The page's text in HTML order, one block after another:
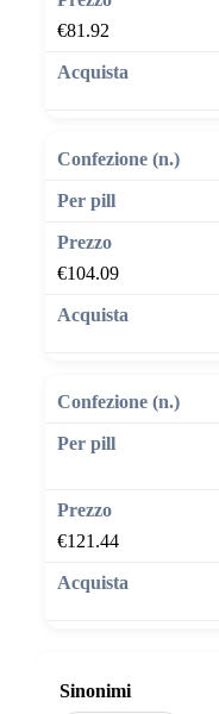
€81.92
€104.09
€121.44
Sinonimi